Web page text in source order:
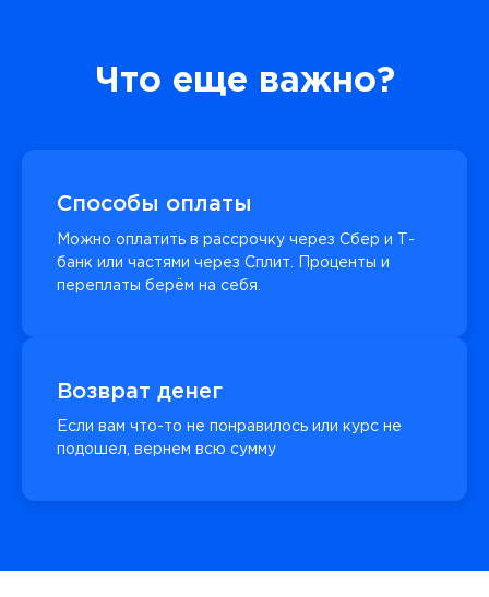
Что еще важно?
Способы оплаты
Можно оплатить в рассрочку через Сбер и Т-
банк или частями через Сплит. Проценты и
переплаты берём на себя.
Возврат денег
Если вам что-то не понравилось или курс не
подошел, вернем всю сумму